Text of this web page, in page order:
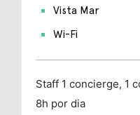
Vista Mar
Wi-Fi
Staff 1 concierge, 1
8h por dia